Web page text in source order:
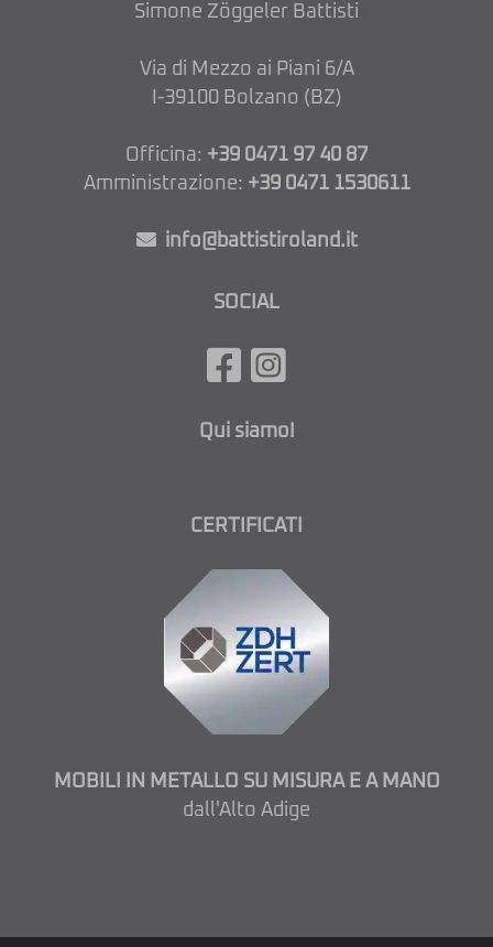
Simone Zöggeler Battisti
Via di Mezzo ai Piani 6/A
I-39100 Bolzano (BZ)
Officina: +39 0471 97 40 87
Amministrazione: +39 0471 1530611
info@battistiroland.it
SOCIAL
Qui siamo!
CERTIFICATI
MOBILI IN METALLO SU MISURA E A MANO
dall'Alto Adige